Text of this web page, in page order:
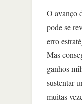
O avanço
pode se
erro
Mas
ganhos
sustentar
muitas